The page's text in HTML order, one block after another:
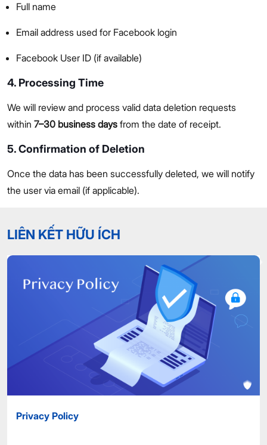
Full name
Email address used for Facebook login
Facebook User ID (if available)
4. Processing Time
We will review and process valid data deletion requests
within 7–30 business days from the date of receipt.
5. Confirmation of Deletion
Once the data has been successfully deleted, we will notify
the user via email (if applicable).
LIÊN KẾT HỮU ÍCH
Privacy Policy